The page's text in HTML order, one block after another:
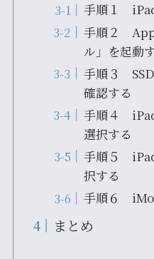
手順１
手順２
ル」を起動
手順３
確認する
手順４
選択する
手順５
択する
手順６
まとめ